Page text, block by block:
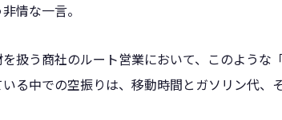
情な一言。
扱う商社のルート営業において、このような
る中での空振りは、移動時間とガソリン代